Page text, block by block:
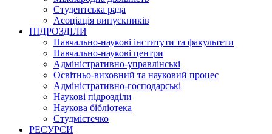
Студентська рада
Асоціація випускників
ПІДРОЗДІЛИ
Навчально-наукові інститути та факультети
Навчально-наукові центри
Адміністративно-управлінські
Освітньо-виховний та науковий процес
Адміністративно-господарські
Наукові підрозділи
Наукова бібліотека
Студмістечко
РЕСУРСИ